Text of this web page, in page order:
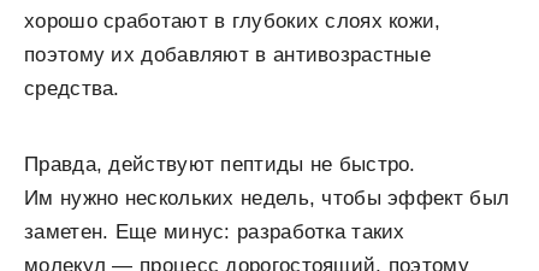
хорошо сработают в глубоких слоях кожи,
поэтому их добавляют в антивозрастные
средства.
Правда, действуют пептиды не быстро.
Им нужно нескольких недель, чтобы эффект был
заметен. Еще минус: разработка таких
молекул — процесс дорогостоящий, поэтому